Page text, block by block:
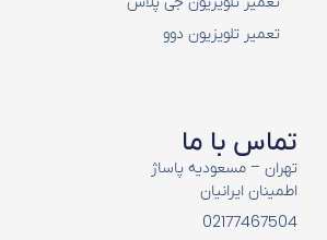
تعمیر تلویزیون دوو
تماس با ما
تهران – مسعودیه پاساژ
اطمینان ایرانیان
02177467504